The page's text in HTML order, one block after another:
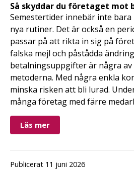
Så skyddar du företaget mot
Semestertider innebär inte
nya rutiner. Det är också en
passar på att rikta in sig på
falska mejl och påstådda
betalningsuppgifter är några av
metoderna. Med några enkla
minska risken att bli lurad.
många företag med färre
Läs mer
Publicerat 11 juni 2026